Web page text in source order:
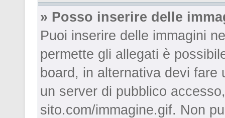
» Posso inserire delle
Puoi inserire delle immagini
permette gli allegati è
board, in alternativa devi fare
un server di pubblico
sito.com/immagine.gif. Non